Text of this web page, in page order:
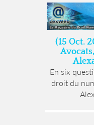
(15 Oct.
En six
droit du